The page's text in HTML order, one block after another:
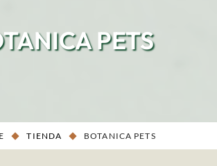
PETS
TIENDA BOTANICA PETS